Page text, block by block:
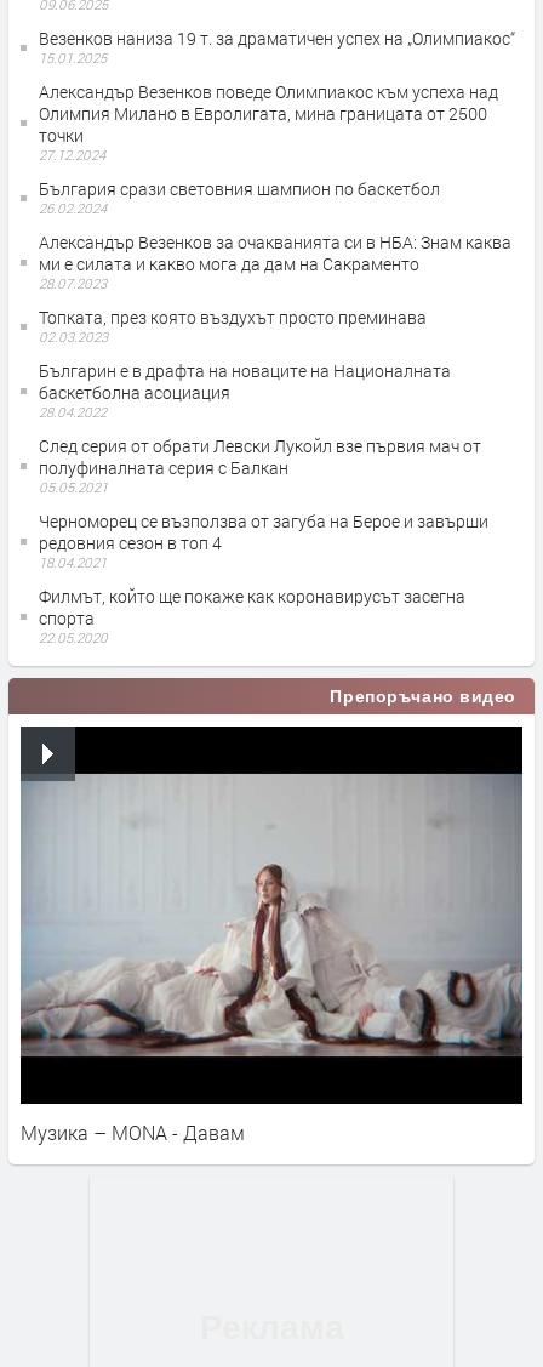
09.06.2025
Везенков наниза 19 т. за драматичен успех на „Олимпиакос“
15.01.2025
Александър Везенков поведе Олимпиакос към успеха над
Олимпия Милано в Евролигата, мина границата от 2500
точки
27.12.2024
България срази световния шампион по баскетбол
26.02.2024
Александър Везенков за очакванията си в НБА: Знам каква
ми е силата и какво мога да дам на Сакраменто
28.07.2023
Топката, през която въздухът просто преминава
02.03.2023
Българин е в драфта на новаците на Националната
баскетболна асоциация
28.04.2022
След серия от обрати Левски Лукойл взе първия мач от
полуфиналната серия с Балкан
05.05.2021
Черноморец се възползва от загуба на Берое и завърши
редовния сезон в топ 4
18.04.2021
Филмът, който ще покаже как коронавирусът засегна
спорта
22.05.2020
Препоръчано видео
Музика – MONA - Давам